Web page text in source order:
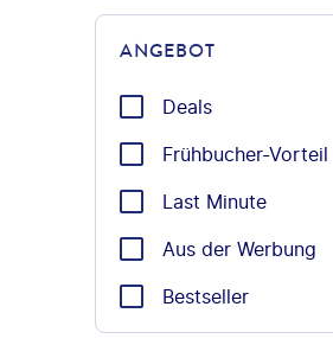
ANGEBOT
Deals
Frühbucher-Vorteil
Last Minute
Aus der Werbung
Bestseller